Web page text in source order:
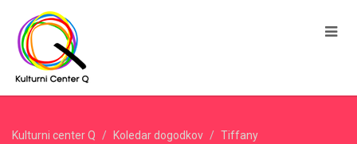
Kulturni center Q Koledar dogodkov
Tiffany